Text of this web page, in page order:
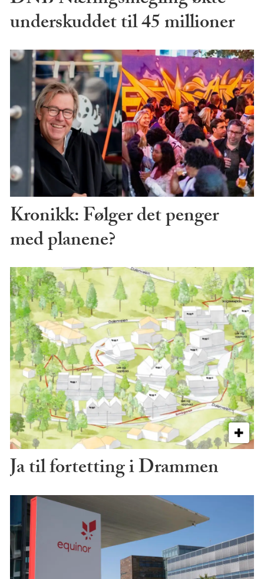
underskuddet til 45 millioner
Kronikk: Følger det penger
med planene?
Ja til fortetting i Drammen